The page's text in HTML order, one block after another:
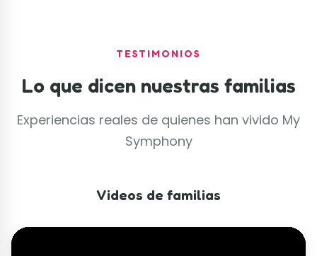
TESTIMONIOS
Lo que dicen nuestras familias
Experiencias reales de quienes han vivido My
Symphony
Videos de familias